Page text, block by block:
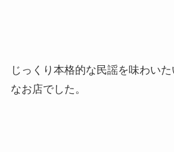
じっくり本格的な民謡を味わい
なお店でした。